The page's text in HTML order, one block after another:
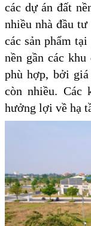
các dự án đất
nhiều nhà đầu
các sản phẩm
nền gần các
phù hợp, bởi
còn nhiều. Các
hưởng lợi về hạ